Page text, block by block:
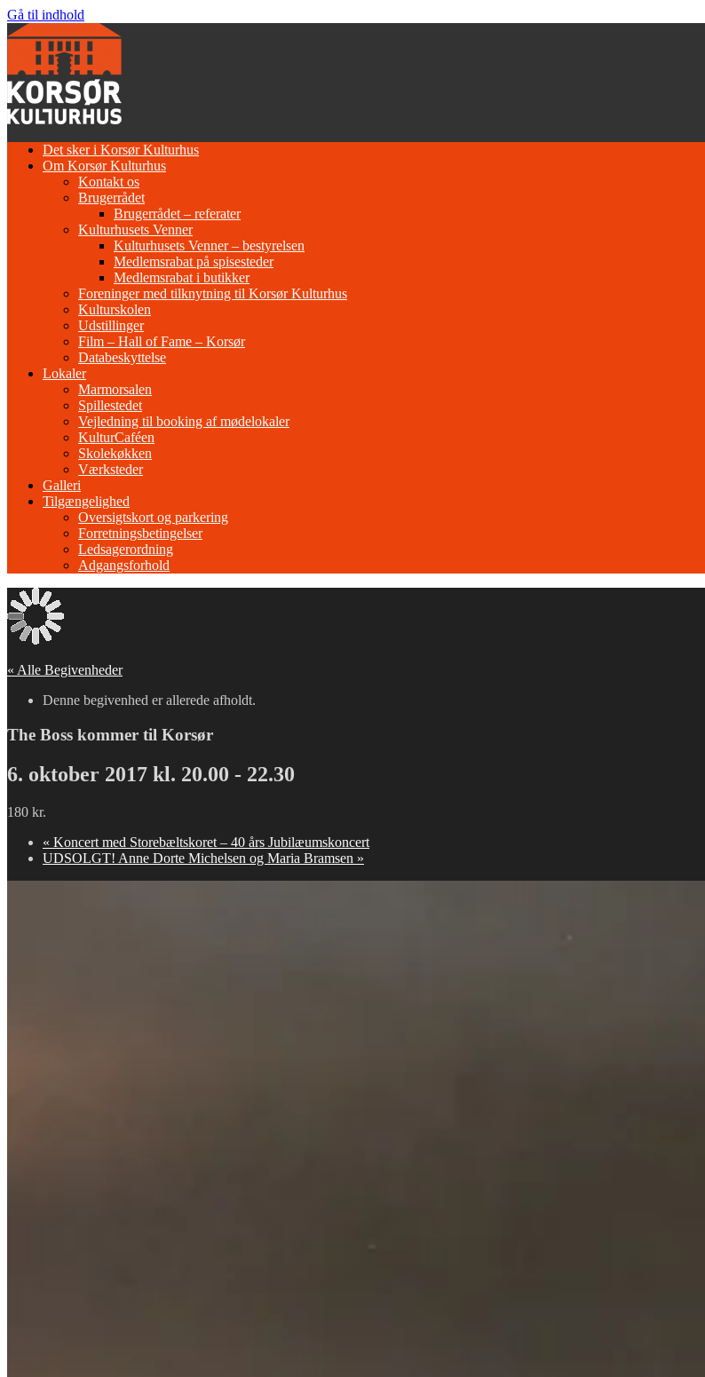
Gå til indhold
Det sker i Korsør Kulturhus
Om Korsør Kulturhus
Kontakt os
Brugerrådet
Brugerrådet – referater
Kulturhusets Venner
Kulturhusets Venner – bestyrelsen
Medlemsrabat på spisesteder
Medlemsrabat i butikker
Foreninger med tilknytning til Korsør Kulturhus
Kulturskolen
Udstillinger
Film – Hall of Fame – Korsør
Databeskyttelse
Lokaler
Marmorsalen
Spillestedet
Vejledning til booking af mødelokaler
KulturCaféen
Skolekøkken
Værksteder
Galleri
Tilgængelighed
Oversigtskort og parkering
Forretningsbetingelser
Ledsagerordning
Adgangsforhold
« Alle Begivenheder
Denne begivenhed er allerede afholdt.
The Boss kommer til Korsør
6. oktober 2017 kl. 20.00 - 22.30
180 kr.
« Koncert med Storebæltskoret – 40 års Jubilæumskoncert
UDSOLGT! Anne Dorte Michelsen og Maria Bramsen »